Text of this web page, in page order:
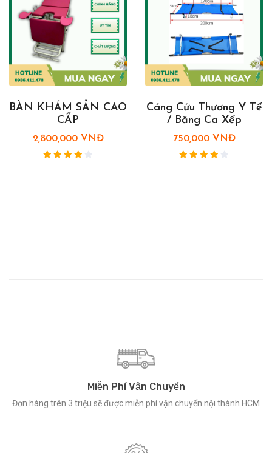
BÀN KHÁM SẢN CAO
CẤP
2,800,000 VNĐ
Cáng Cứu Thương Y Tế
/ Băng Ca Xếp
750,000 VNĐ
Miễn Phí Vận Chuyển
Đơn hàng trên 3 triệu sẽ được miễn phí vận chuyển nội thành HCM